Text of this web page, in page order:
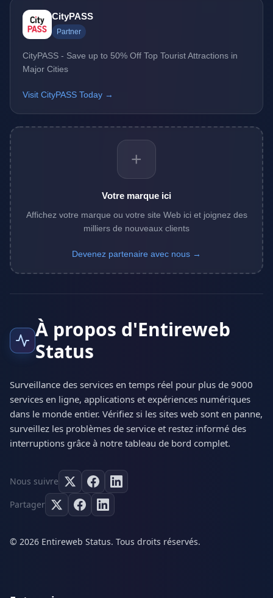
CityPASS
Partner
CityPASS - Save up to 50% Off Top Tourist Attractions in
Major Cities
Visit CityPASS Today →
+
Votre marque ici
Affichez votre marque ou votre site Web ici et joignez des
milliers de nouveaux clients
Devenez partenaire avec nous →
À propos d'Entireweb
Status
Surveillance des services en temps réel pour plus de 9000
services en ligne, applications et expériences numériques
dans le monde entier. Vérifiez si les sites web sont en panne,
surveillez les problèmes de service et restez informé des
interruptions grâce à notre tableau de bord complet.
Nous suivre
Partager
© 2026 Entireweb Status. Tous droits réservés.